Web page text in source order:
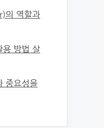
의 역할과
용 방법 살
중요성을